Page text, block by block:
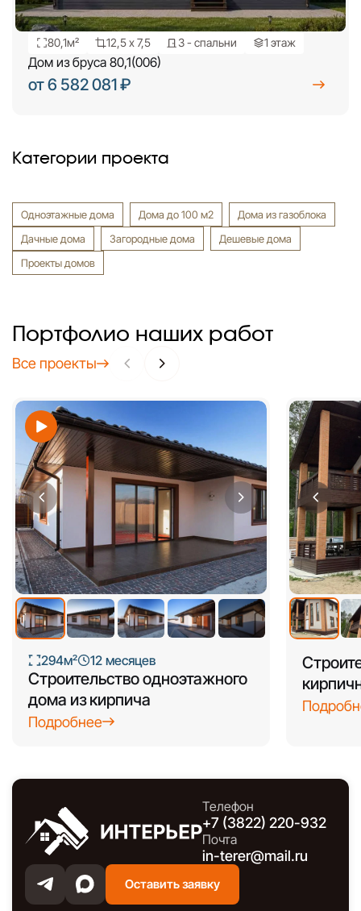
80,1м² 12,5 х 7,5 3 - спальни 1 этаж
Дом из бруса 80,1(006)
от 6 582 081 ₽
Категории проекта
Одноэтажные дома Дома до 100 м2
Дома из газоблока
Дачные дома
Загородные дома
Дешевые дома
Проекты домов
Портфолио наших работ
Все проекты
294м² 12 месяцев
Строительство одноэтажного
дома из кирпича
Подробнее
Телефон
+7 (3822) 220-932
Почта
in-terer@mail.ru
Оставить заявку